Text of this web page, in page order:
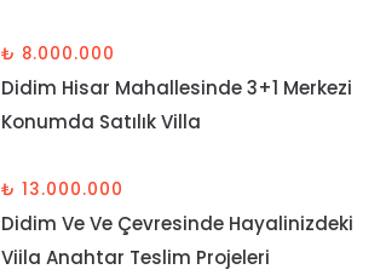
₺ 8.000.000
Didim Hisar Mahallesinde 3+1 Merkezi
Konumda Satılık Villa
₺ 13.000.000
Didim Ve Ve Çevresinde Hayalinizdeki
Viila Anahtar Teslim Projeleri